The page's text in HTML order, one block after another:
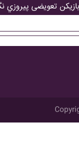
بازیکن تعویضی پيروزي